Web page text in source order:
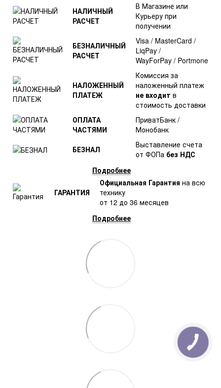
НАЛИЧНЫЙ
РАСЧЕТ
В Магазине или
Курьеру при
получении
БЕЗНАЛИЧНЫЙ
РАСЧЕТ
Visa / MasterCard /
LiqPay /
WayForPay / Portmone
НАЛОЖЕННЫЙ
ПЛАТЕЖ
Комиссия за
наложенный платеж
не входит в
стоимость доставки
ОПЛАТА
ЧАСТЯМИ
ПриватБанк /
Монобанк
БЕЗНАЛ
Выставление счета
от ФОПа без НДС
Подробнее
ГАРАНТИЯ
Официальная Гарантия на всю
технику
от 12 до 36 месяцев
Подробнее